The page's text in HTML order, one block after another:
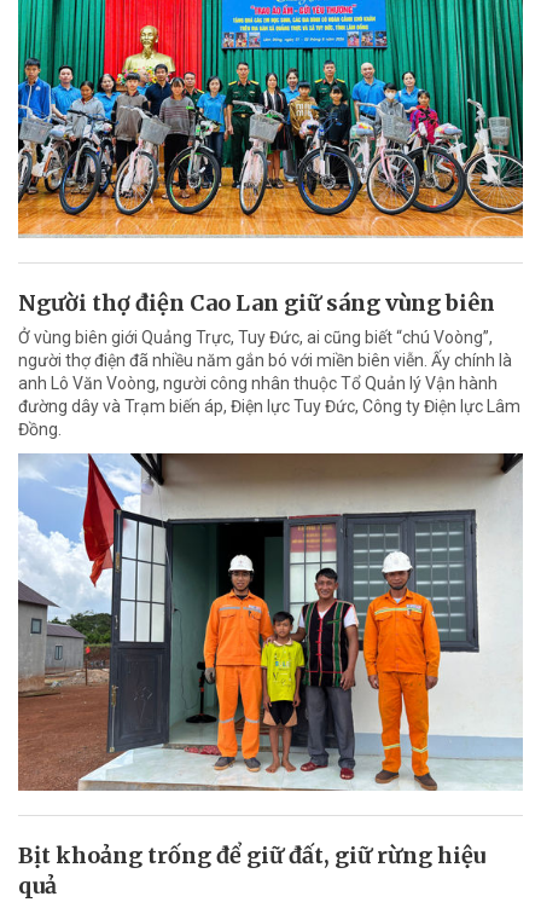
Người thợ điện Cao Lan giữ sáng vùng biên
Ở vùng biên giới Quảng Trực, Tuy Đức, ai cũng biết “chú Voòng”,
người thợ điện đã nhiều năm gắn bó với miền biên viễn. Ấy chính là
anh Lô Văn Voòng, người công nhân thuộc Tổ Quản lý Vận hành
đường dây và Trạm biến áp, Điện lực Tuy Đức, Công ty Điện lực Lâm
Đồng.
Bịt khoảng trống để giữ đất, giữ rừng hiệu
quả